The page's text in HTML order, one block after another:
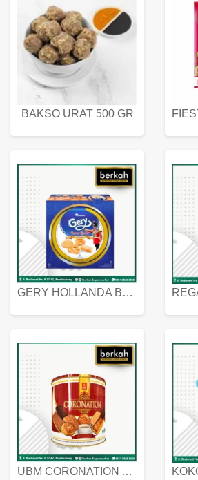
BAKSO URAT 500 GR
GERY HOLLANDA BUTTER COOKIES 450 GRAM
UBM CORONATION ASSORTED BISKUIT KALENG 450 GRAM